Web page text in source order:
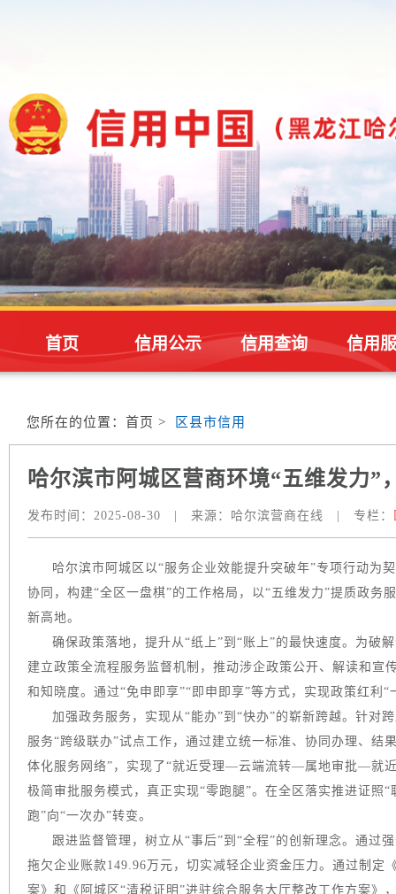
首页 信用公示 信用查询 信用
您所在的位置： 首页 > 区县市信用
哈尔滨市阿城区营商环境“五维发力”
发布时间： 2025-08-30 来源： 哈尔滨营商在线 专栏：
哈尔滨市阿城区以“服务企业效能提升突破年”专项行动为
协同，构建“全区一盘棋”的工作格局，以“五维发力”提质政务
新高地。
确保政策落地，提升从“纸上”到“账上”的最快速度。为破
建立政策全流程服务监督机制，推动涉企政策公开、解读和宣
和知晓度。通过“免申即享”“即申即享”等方式，实现政策红利“
加强政务服务，实现从“能办”到“快办”的崭新跨越。针对
服务“跨级联办”试点工作，通过建立统一标准、协同办理、结
体化服务网络”，实现了“就近受理—云端流转—属地审批—就
极简审批服务模式，真正实现“零跑腿”。在全区落实推进证照
跑”向“一次办”转变。
跟进监督管理，树立从“事后”到“全程”的创新理念。通过
拖欠企业账款149.96万元，切实减轻企业资金压力。通过制定
案》和《阿城区“清税证明”进驻综合服务大厅整改工作方案》